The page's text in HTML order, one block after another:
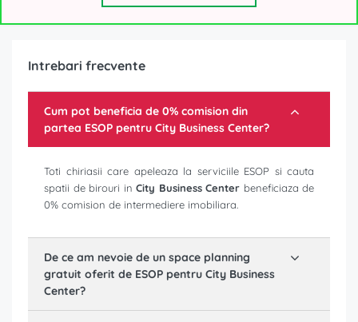
Intrebari frecvente
Cum pot beneficia de 0% comision din
partea ESOP pentru City Business Center?
Toti chiriasii care apeleaza la serviciile ESOP si cauta
spatii de birouri in City Business Center beneficiaza de
0% comision de intermediere imobiliara.
De ce am nevoie de un space planning
gratuit oferit de ESOP pentru City Business
Center?